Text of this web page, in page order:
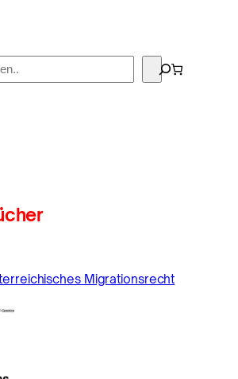
Migrationsrecht